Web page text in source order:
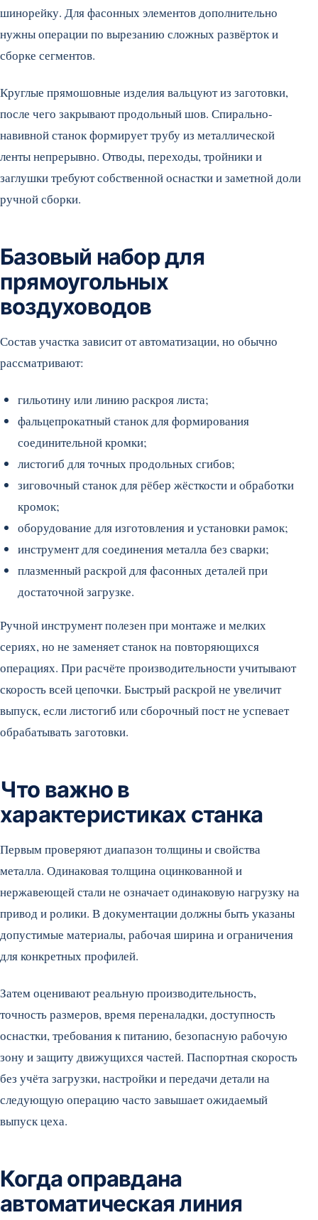
шинорейку. Для фасонных элементов дополнительно
нужны операции по вырезанию сложных развёрток и
сборке сегментов.
Круглые прямошовные изделия вальцуют из заготовки,
после чего закрывают продольный шов. Спирально-
навивной станок формирует трубу из металлической
ленты непрерывно. Отводы, переходы, тройники и
заглушки требуют собственной оснастки и заметной доли
ручной сборки.
Базовый набор для
прямоугольных
воздуховодов
Состав участка зависит от автоматизации, но обычно
рассматривают:
гильотину или линию раскроя листа;
фальцепрокатный станок для формирования
соединительной кромки;
листогиб для точных продольных сгибов;
зиговочный станок для рёбер жёсткости и обработки
кромок;
оборудование для изготовления и установки рамок;
инструмент для соединения металла без сварки;
плазменный раскрой для фасонных деталей при
достаточной загрузке.
Ручной инструмент полезен при монтаже и мелких
сериях, но не заменяет станок на повторяющихся
операциях. При расчёте производительности учитывают
скорость всей цепочки. Быстрый раскрой не увеличит
выпуск, если листогиб или сборочный пост не успевает
обрабатывать заготовки.
Что важно в
характеристиках станка
Первым проверяют диапазон толщины и свойства
металла. Одинаковая толщина оцинкованной и
нержавеющей стали не означает одинаковую нагрузку на
привод и ролики. В документации должны быть указаны
допустимые материалы, рабочая ширина и ограничения
для конкретных профилей.
Затем оценивают реальную производительность,
точность размеров, время переналадки, доступность
оснастки, требования к питанию, безопасную рабочую
зону и защиту движущихся частей. Паспортная скорость
без учёта загрузки, настройки и передачи детали на
следующую операцию часто завышает ожидаемый
выпуск цеха.
Когда оправдана
автоматическая линия